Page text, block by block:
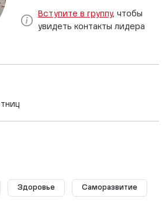
Вступите в группу, чтобы
увидеть контакты лидера
Здоровье Саморазвитие